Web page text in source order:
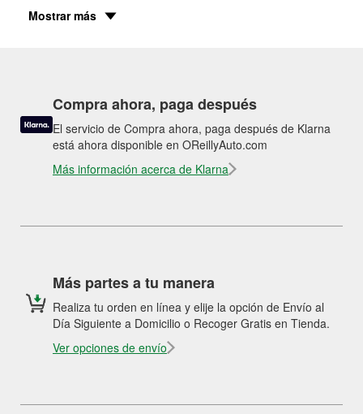
Mostrar más
Compra ahora, paga después
El servicio de Compra ahora, paga después de Klarna
está ahora disponible en OReillyAuto.com
Más información acerca de Klarna
Más partes a tu manera
Realiza tu orden en línea y elije la opción de Envío al
Día Siguiente a Domicilio o Recoger Gratis en Tienda.
Ver opciones de envío